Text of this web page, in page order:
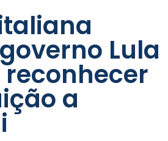
Lula
reconhecer
a